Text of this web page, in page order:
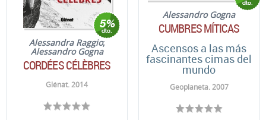
Alessandra Raggio;
Alessandro Gogna
CORDÉES CÉLÈBRES
Glénat. 2014
Alessandro Gogna
CUMBRES MÍTICAS
Ascensos a las más
fascinantes cimas del
mundo
Geoplaneta. 2007